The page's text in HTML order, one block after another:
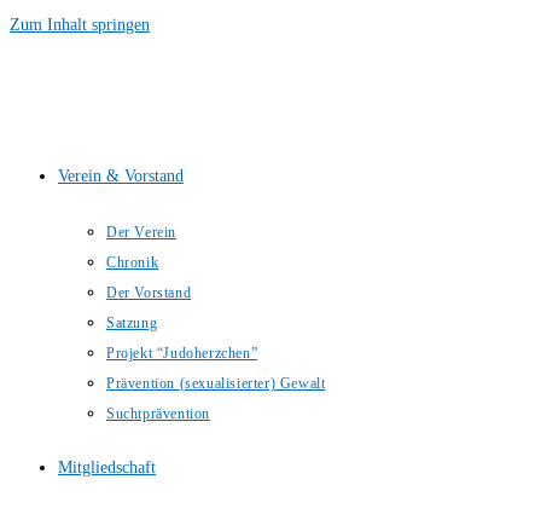
Zum Inhalt springen
Verein & Vorstand
Der Verein
Chronik
Der Vorstand
Satzung
Projekt “Judoherzchen”
Prävention (sexualisierter) Gewalt
Suchtprävention
Mitgliedschaft